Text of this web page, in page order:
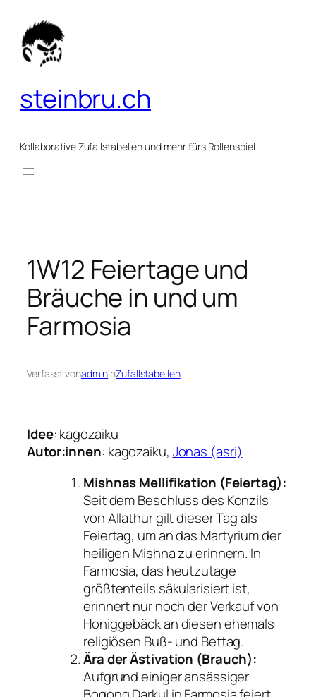
Inhalt
springen
steinbru.ch
Kollaborative Zufallstabellen und mehr fürs Rollenspiel.
1W12 Feiertage und
Bräuche in und um
Farmosia
Verfasst vonadmininZufallstabellen
Idee: kagozaiku
Autor:innen: kagozaiku, Jonas (asri)
Mishnas Mellifikation (Feiertag):
Seit dem Beschluss des Konzils
von Allathur gilt dieser Tag als
Feiertag, um an das Martyrium der
heiligen Mishna zu erinnern. In
Farmosia, das heutzutage
größtenteils säkularisiert ist,
erinnert nur noch der Verkauf von
Honiggebäck an diesen ehemals
religiösen Buß- und Bettag.
Ära der Ästivation (Brauch):
Aufgrund einiger ansässiger